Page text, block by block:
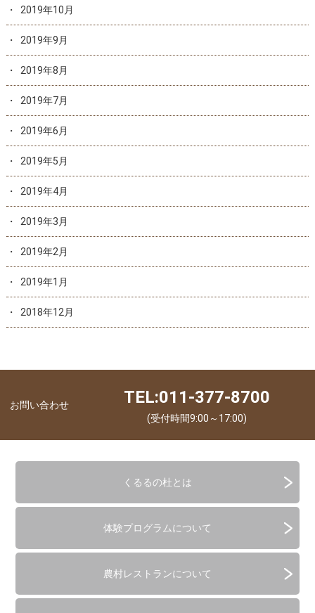
2019年10月
2019年9月
2019年8月
2019年7月
2019年6月
2019年5月
2019年4月
2019年3月
2019年2月
2019年1月
2018年12月
お問い合わせ TEL:011-377-8700
(受付時間9:00～17:00)
くるるの杜とは
体験プログラムについて
農村レストランについて